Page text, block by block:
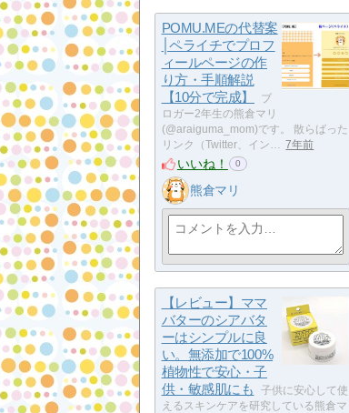
POMU.MEの代替案
│ペライチでプロフ
ィールページの作
り方・手順解説
【10分で完成】
ブ
ロガー2年生の熊倉マリ
(@araiguma_mom)です。 散らばった
リンク（Twitter、イン…
7年前
いいね！ 0
熊倉マリ
【レビュー】ママ
バターのシアバタ
ーはシンプルに良
い。無添加で100%
植物性で安心・子
供・敏感肌にも
子供に安心して使
えるスキンケアを研究している熊倉マ